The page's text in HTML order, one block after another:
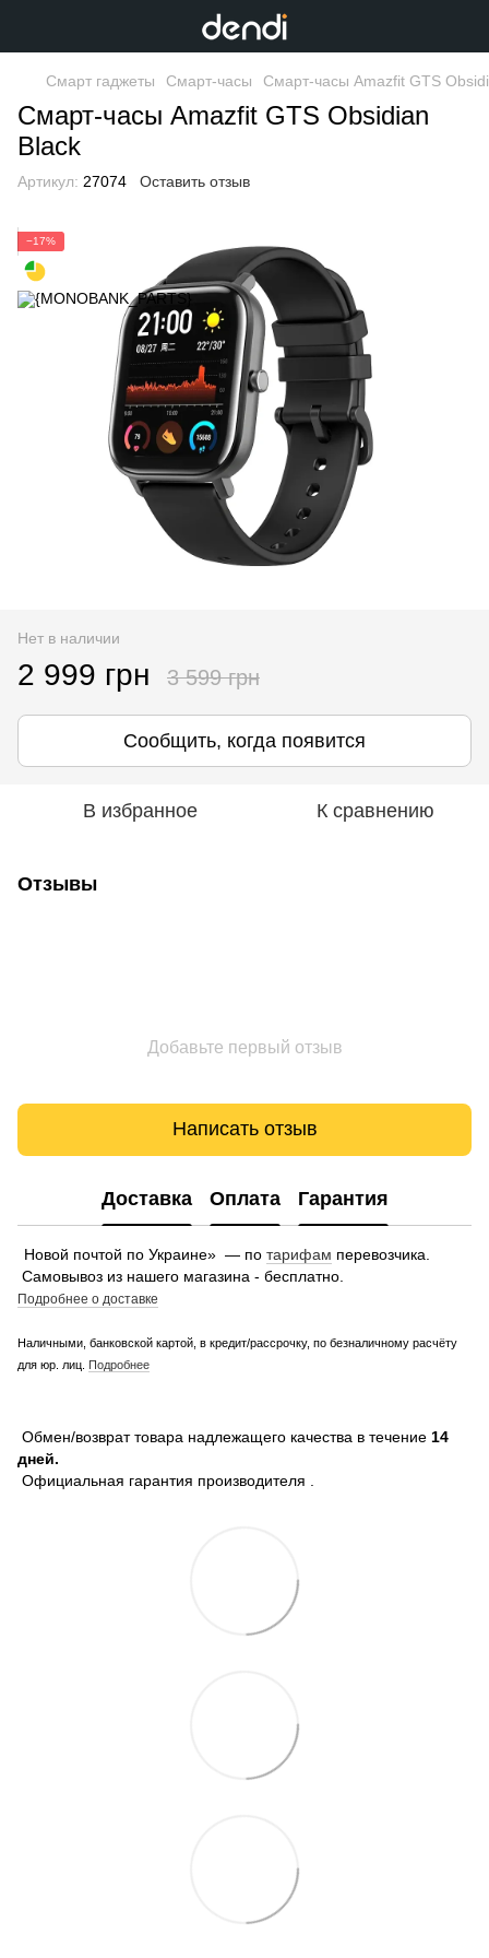
Смарт гаджеты Смарт-часы Смарт-часы Amazfit GTS
Смарт-часы Amazfit GTS Obsidian
Black
Артикул: 27074 Оставить отзыв
−17%
Нет в наличии
2 999 грн 3 599 грн
Сообщить, когда появится
В избранное К сравнению
Отзывы
Добавьте первый отзыв
Написать отзыв
Доставка Оплата Гарантия
Новой почтой по Украине» — по тарифам перевозчика.
Самовывоз из нашего магазина - бесплатно.
Подробнее о доставке
Наличными, банковской картой, в кредит/рассрочку, по безналичному расчёту
для юр. лиц. Подробнее
Обмен/возврат товара надлежащего качества в течение 14
дней.
Официальная гарантия производителя .